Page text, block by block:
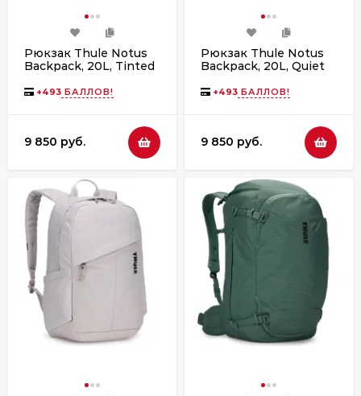
Рюкзак Thule Notus
Backpack, 20L, Tinted
+493 БАЛЛОВ!
9 850 руб.
Рюкзак Thule Notus
Backpack, 20L, Quiet
+493 БАЛЛОВ!
9 850 руб.